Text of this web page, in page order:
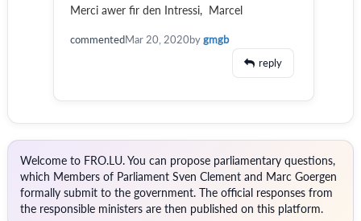
Merci awer fir den Intressi, Marcel
commentedMar 20, 2020bygmgb
reply
Welcome to FRO.LU. You can propose parliamentary questions,
which Members of Parliament Sven Clement and Marc Goergen
formally submit to the government. The official responses from
the responsible ministers are then published on this platform.